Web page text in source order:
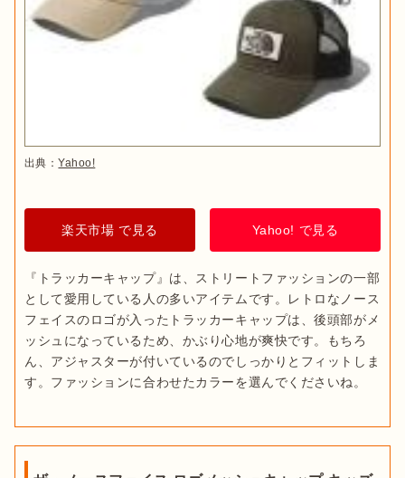
出典：Yahoo!
楽天市場 で見る Yahoo! で見る
『トラッカーキャップ』は、ストリートファッションの一部
として愛用している人の多いアイテムです。レトロなノース
フェイスのロゴが入ったトラッカーキャップは、後頭部がメ
ッシュになっているため、かぶり心地が爽快です。もちろ
ん、アジャスターが付いているのでしっかりとフィットしま
す。ファッションに合わせたカラーを選んでくださいね。